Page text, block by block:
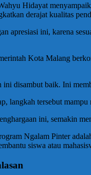
Hidayat
derajat kualitas
apresiasi ini, karena
Kota Malang
ini disambut baik. Ini
langkah tersebut
ini, semakin
Ngalam Pinter
siswa atau